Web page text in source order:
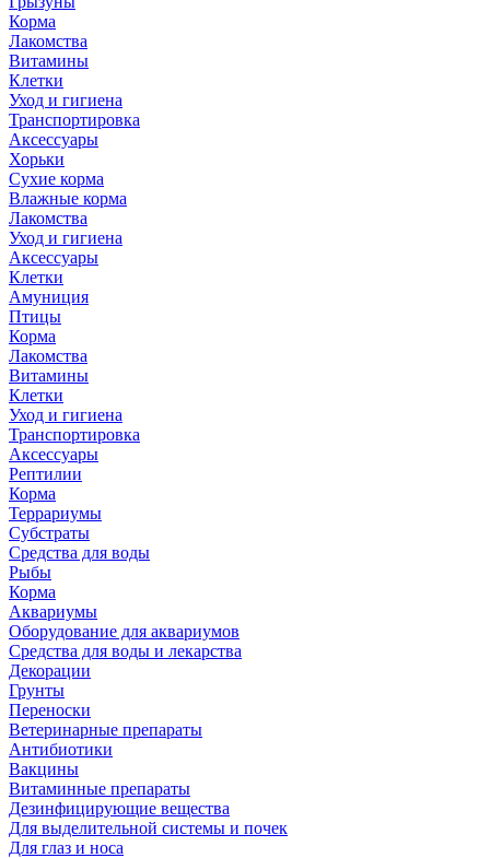
Корма
Лакомства
Витамины
Клетки
Уход и гигиена
Транспортировка
Аксессуары
Хорьки
Сухие корма
Влажные корма
Лакомства
Уход и гигиена
Аксессуары
Клетки
Амуниция
Птицы
Корма
Лакомства
Витамины
Клетки
Уход и гигиена
Транспортировка
Аксессуары
Рептилии
Корма
Террариумы
Субстраты
Средства для воды
Рыбы
Корма
Аквариумы
Оборудование для аквариумов
Средства для воды и лекарства
Декорации
Грунты
Переноски
Ветеринарные препараты
Антибиотики
Вакцины
Витаминные препараты
Дезинфицирующие вещества
Для выделительной системы и почек
Для глаз и носа